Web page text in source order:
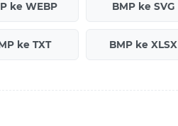
ke WEBP BMP ke SVG
ke TXT BMP ke XLSX